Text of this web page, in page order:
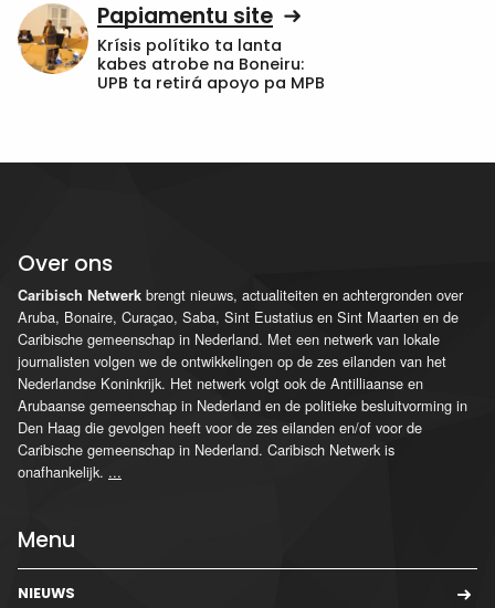
Papiamentu site
Krísis polítiko ta lanta
kabes atrobe na Boneiru:
UPB ta retirá apoyo pa MPB
Over ons
Caribisch Netwerk brengt nieuws, actualiteiten en achtergronden over
Aruba, Bonaire, Curaçao, Saba, Sint Eustatius en Sint Maarten en de
Caribische gemeenschap in Nederland. Met een netwerk van lokale
journalisten volgen we de ontwikkelingen op de zes eilanden van het
Nederlandse Koninkrijk. Het netwerk volgt ook de Antilliaanse en
Arubaanse gemeenschap in Nederland en de politieke besluitvorming in
Den Haag die gevolgen heeft voor de zes eilanden en/of voor de
Caribische gemeenschap in Nederland. Caribisch Netwerk is
onafhankelijk. ...
Menu
NIEUWS